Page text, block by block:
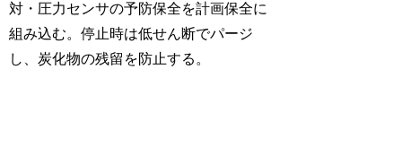
対・圧力センサの予防保全を計画保全に
組み込む。停止時は低せん断でパージ
し、炭化物の残留を防止する。